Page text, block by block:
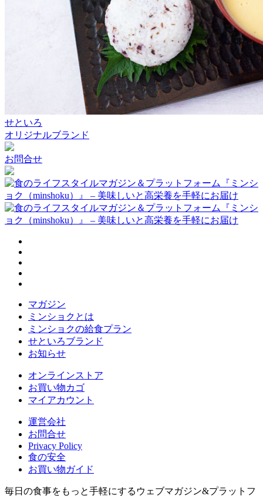
せといろ
オリジナルブランド
お問合せ
マガジン
ミンショクとは
ミンショクの給食プラン
せといろブランド
お知らせ
オンラインストア
お買い物カゴ
マイアカウント
運営会社
お問合せ
Privacy Policy
食の安全
お買い物ガイド
毎日の食事をもっと手軽にするウェブマガジン&プラットフ